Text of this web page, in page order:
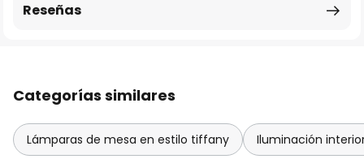
Reseñas
Categorías similares
Lámparas de mesa en estilo tiffany Iluminación